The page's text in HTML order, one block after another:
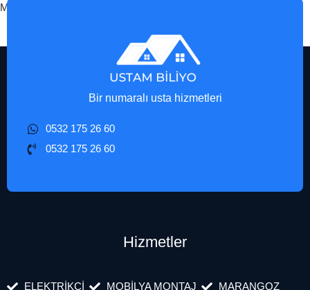
Milas Mobilya Montaj
Bir numaralı usta hizmetleri
0532 175 26 60
0532 175 26 60
Hizmetler
ELEKTRİKÇİ MOBİLYA MONTAJ MARANGOZ